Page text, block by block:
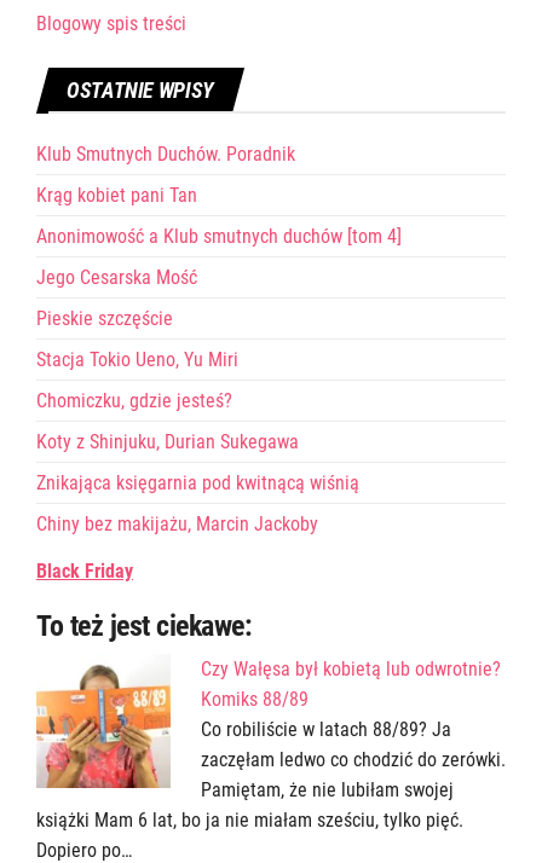
Blogowy spis treści
OSTATNIE WPISY
Klub Smutnych Duchów. Poradnik
Krąg kobiet pani Tan
Anonimowość a Klub smutnych duchów [tom 4]
Jego Cesarska Mość
Pieskie szczęście
Stacja Tokio Ueno, Yu Miri
Chomiczku, gdzie jesteś?
Koty z Shinjuku, Durian Sukegawa
Znikająca księgarnia pod kwitnącą wiśnią
Chiny bez makijażu, Marcin Jackoby
Black Friday
To też jest ciekawe:
Czy Wałęsa był kobietą lub odwrotnie?
Komiks 88/89
Co robiliście w latach 88/89? Ja
zaczęłam ledwo co chodzić do zerówki.
Pamiętam, że nie lubiłam swojej
książki Mam 6 lat, bo ja nie miałam sześciu, tylko pięć.
Dopiero po…